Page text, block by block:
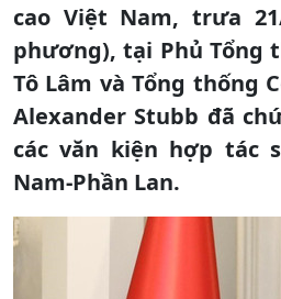
cao Việt Nam, trưa
phương), tại Phủ Tổng
Tô Lâm và Tổng thống
Alexander Stubb đã
các văn kiện hợp tác
Nam-Phần Lan.